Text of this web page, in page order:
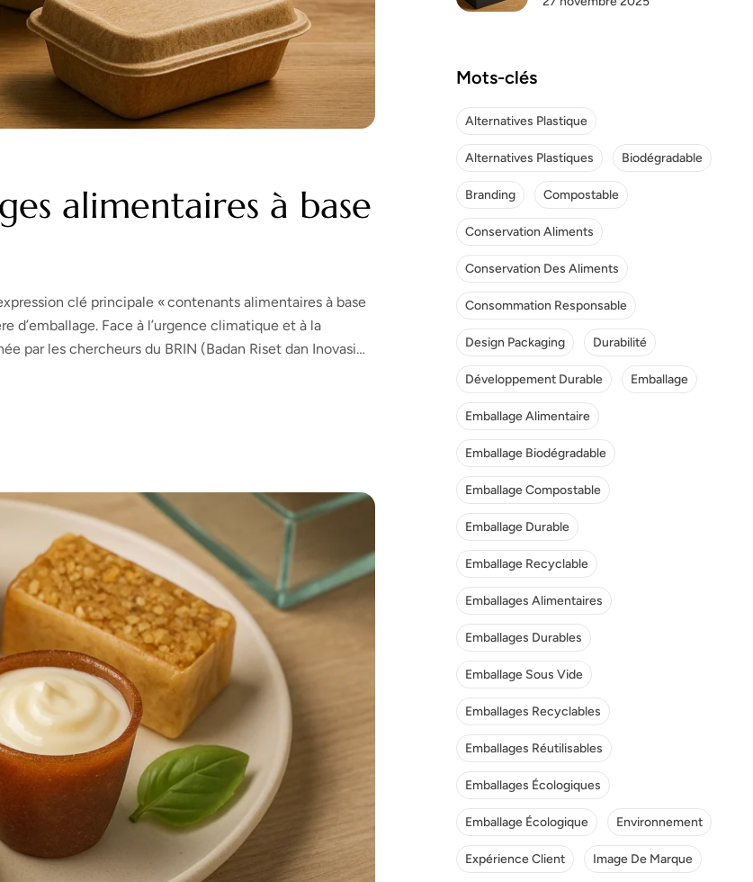
alimentaires à base
clé principale « contenants alimentaires à base
d’emballage. Face à l’urgence climatique et à la
par les chercheurs du BRIN (Badan Riset dan Inovasi
Mots-clés
Alternatives Plastique
Alternatives Plastiques Biodégradable
Branding Compostable
Conservation Aliments
Conservation Des Aliments
Consommation Responsable
Design Packaging Durabilité
Développement Durable Emballage
Emballage Alimentaire
Emballage Biodégradable
Emballage Compostable
Emballage Durable
Emballage Recyclable
Emballages Alimentaires
Emballages Durables
Emballage Sous Vide
Emballages Recyclables
Emballages Réutilisables
Emballages Écologiques
Emballage Écologique Environnement
Expérience Client Image De Marque